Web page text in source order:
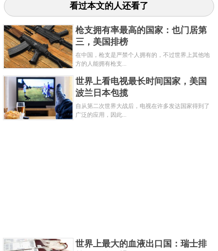
16世纪初，来自西班牙和葡萄牙的航海家首次使用阿
根廷这个名字，1516年，主要征服者之一阿列克索·加
西亚率领一次探险任务，前往他们所听说的银矿资源
丰富的地方。该探险队试图通过大西洋找到通往太平
洋的路线。虽然加西亚后来被杀，但发现了这个富有
银器的国家，剩下的部落成员带着银器返回。
2、阿根廷的地理和人口统计
看过本文的人还看了
枪支拥有率最高的国家：也门居第
三，美国排榜
在中国，枪支是严禁个人拥有的，不过世界上其他地
方的人能拥有枪支...
世界上看电视最长时间国家，美国
波兰日本包揽
自从第二次世界大战后，电视在许多发达国家得到了
广泛的应用，因此...
世界上最大的血液出口国：瑞士排